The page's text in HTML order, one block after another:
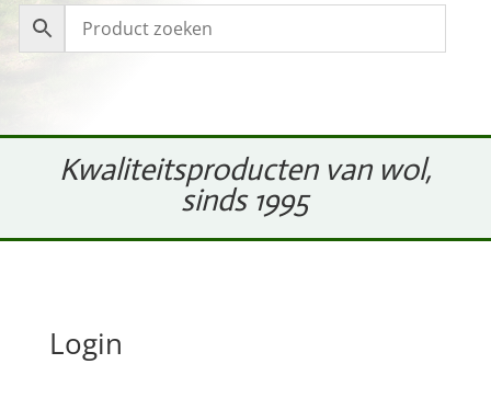
Kwaliteitsproducten van wol,
sinds 1995
Login